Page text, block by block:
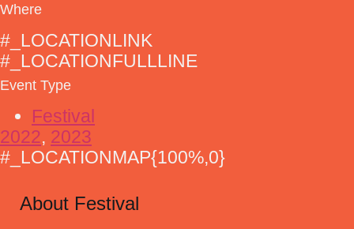
Where
#_LOCATIONLINK
#_LOCATIONFULLLINE
Event Type
Festival
2022, 2023
#_LOCATIONMAP{100%,0}
About Festival